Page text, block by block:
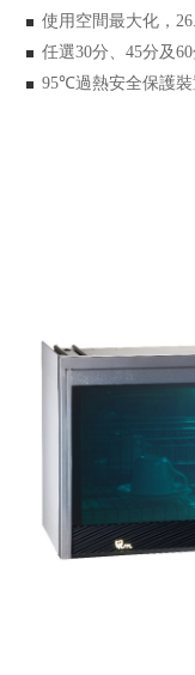
使用空間最大化，
任選30分、 45分及60
95℃過熱安全保護